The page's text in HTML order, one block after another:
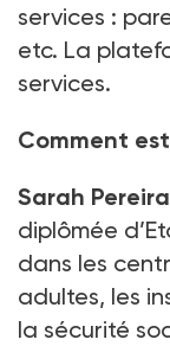
services :
etc. La
services.
Comment
Sarah
diplômée
dans les
adultes, les
la sécurité